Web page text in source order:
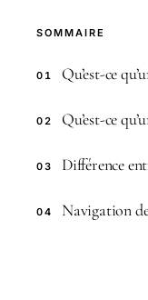
SOMMAIRE
01 Qu’est-ce
02 Qu’est-ce
03 Différence
04 Navigation